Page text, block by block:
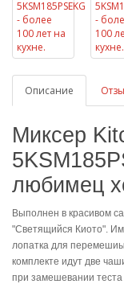
Описание
Миксер
любимец
Выполнен в красивом
"Светящийся Киото".
лопатка для
комплекте идут две
при замешевании теста